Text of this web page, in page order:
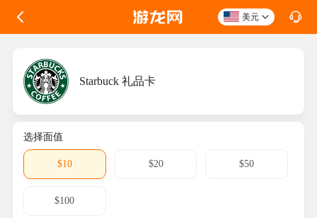
美元
Starbuck 礼品卡
选择面值
$10 $20 $50
$100